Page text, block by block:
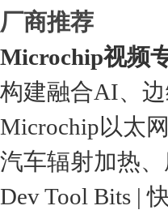
厂商推荐
Microchip视频
构建融合AI、
Microchip以太
汽车辐射加热
Dev Tool Bits |